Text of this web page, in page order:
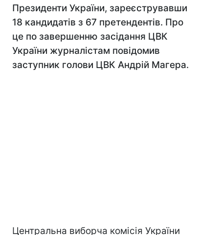
Президенти України, зареєструвавши
18 кандидатів з 67 претендентів. Про
це по завершенню засідання ЦВК
України журналістам повідомив
заступник голови ЦВК Андрій Магера.
Центральна виборча комісія України